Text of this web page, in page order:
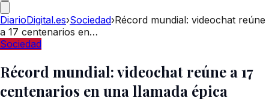
DiarioDigital.es›Sociedad›Récord mundial: videochat reúne
a 17 centenarios en…
Sociedad
Récord mundial: videochat reúne a 17
centenarios en una llamada épica